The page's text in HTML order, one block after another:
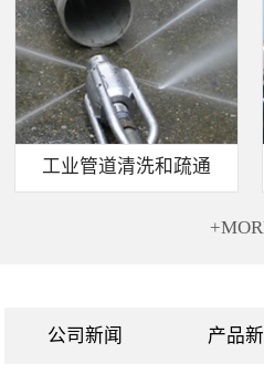
工业管道清洗和疏通
公司新闻 产品